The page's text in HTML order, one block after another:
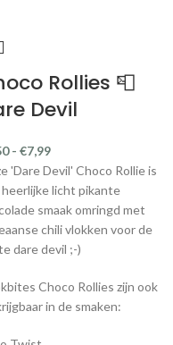
Rollies 📮
Devil
- €7,99
'Dare Devil' Choco Rollie is
licht pikante
smaak omringd met
chili vlokken voor de
dare devil ;-)
Choco Rollies zijn ook
in de smaken: